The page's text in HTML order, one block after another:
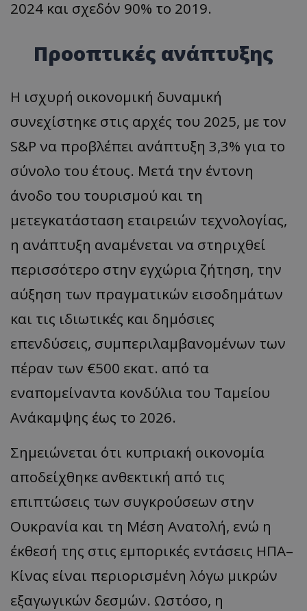
2024 και σχεδόν 90% το 2019.
Προοπτικές ανάπτυξης
Η ισχυρή οικονομική δυναμική
συνεχίστηκε στις αρχές του 2025, με τον
S&P να προβλέπει ανάπτυξη 3,3% για το
σύνολο του έτους. Μετά την έντονη
άνοδο του τουρισμού και τη
μετεγκατάσταση εταιρειών τεχνολογίας,
η ανάπτυξη αναμένεται να στηριχθεί
περισσότερο στην εγχώρια ζήτηση, την
αύξηση των πραγματικών εισοδημάτων
και τις ιδιωτικές και δημόσιες
επενδύσεις, συμπεριλαμβανομένων των
πέραν των €500 εκατ. από τα
εναπομείναντα κονδύλια του Ταμείου
Ανάκαμψης έως το 2026.
Σημειώνεται ότι κυπριακή οικονομία
αποδείχθηκε ανθεκτική από τις
επιπτώσεις των συγκρούσεων στην
Ουκρανία και τη Μέση Ανατολή, ενώ η
έκθεσή της στις εμπορικές εντάσεις ΗΠΑ–
Κίνας είναι περιορισμένη λόγω μικρών
εξαγωγικών δεσμών. Ωστόσο, η